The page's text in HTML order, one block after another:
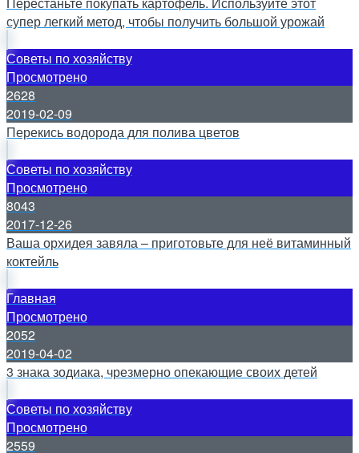
супер легкий метод, чтобы получить большой урожай
Советы по хозяйству
Просмотрено
2628
2019-02-09
Перекись водорода для полива цветов
Советы по хозяйству
Просмотрено
8043
2017-12-26
Ваша орхидея завяла – приготовьте для неё витаминный
коктейль
Главная
Просмотрено
2052
2019-04-02
3 знака зодиака, чрезмерно опекающие своих детей
Советы по хозяйству
Просмотрено
2559